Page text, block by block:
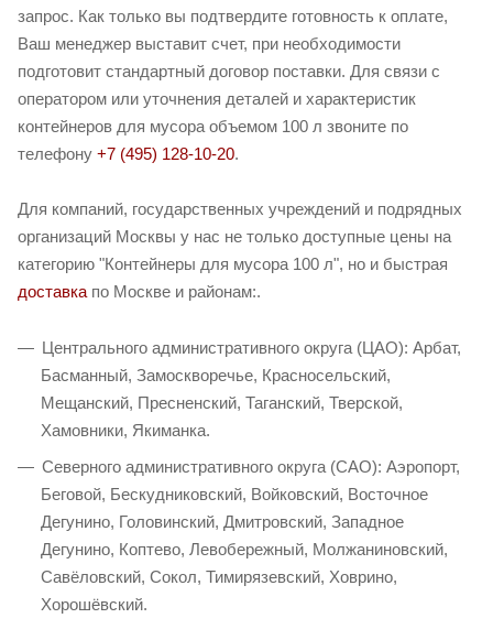
запрос. Как только вы подтвердите готовность к оплате,
Ваш менеджер выставит счет, при необходимости
подготовит стандартный договор поставки. Для связи с
оператором или уточнения деталей и характеристик
контейнеров для мусора объемом 100 л звоните по
телефону +7 (495) 128-10-20.
Для компаний, государственных учреждений и подрядных
организаций Москвы у нас не только доступные цены на
категорию "Контейнеры для мусора 100 л", но и быстрая
доставка по Москве и районам:.
Центрального административного округа (ЦАО): Арбат,
Басманный, Замоскворечье, Красносельский,
Мещанский, Пресненский, Таганский, Тверской,
Хамовники, Якиманка.
Северного административного округа (САО): Аэропорт,
Беговой, Бескудниковский, Войковский, Восточное
Дегунино, Головинский, Дмитровский, Западное
Дегунино, Коптево, Левобережный, Молжаниновский,
Савёловский, Сокол, Тимирязевский, Ховрино,
Хорошёвский.